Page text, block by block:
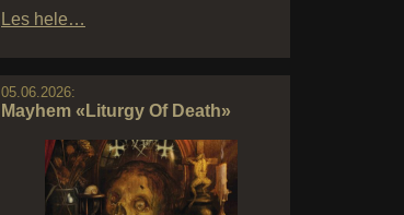
Les hele…
05.06.2026:
Mayhem «Liturgy Of Death»